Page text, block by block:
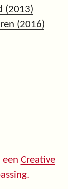
(2013)
(2016)
een Creative